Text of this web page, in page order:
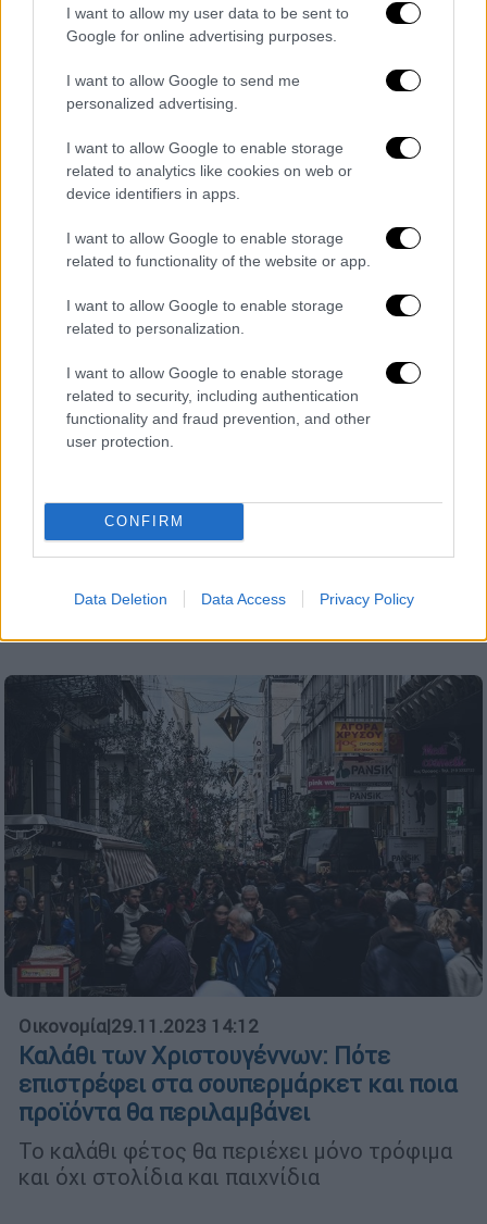
I want to allow my user data to be sent to
Google for online advertising purposes.
I want to allow Google to send me
personalized advertising.
I want to allow Google to enable storage
related to analytics like cookies on web or
device identifiers in apps.
I want to allow Google to enable storage
related to functionality of the website or app.
I want to allow Google to enable storage
related to personalization.
I want to allow Google to enable storage
related to security, including authentication
functionality and fraud prevention, and other
user protection.
CONFIRM
Data Deletion Data Access Privacy Policy
Πρόκειται για ένα έγκλημα πάθους με
θύματα δύο κοριτσάκια 4 και 3 ετών και τον
70χρονο παππού τους
Σε εορταστικούς ρυθμούς η αγορά με
δύο… καλάθια - Οι τιμές σε
μελομακάρονα και κουραμπιέδες
Αρχίζει στις 12 Δεκεμβρίου το εορταστικό
Οικονομία|29.11.2023 14:12
Καλάθι των Χριστουγέννων: Πότε
επιστρέφει στα σουπερμάρκετ και ποια
προϊόντα θα περιλαμβάνει
Το καλάθι φέτος θα περιέχει μόνο τρόφιμα
και όχι στολίδια και παιχνίδια